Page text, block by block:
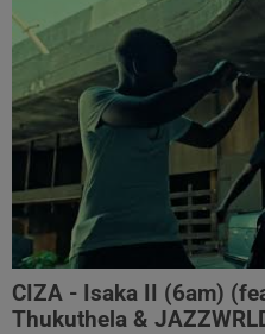
CIZA - Isaka II (6am)
Thukuthela &